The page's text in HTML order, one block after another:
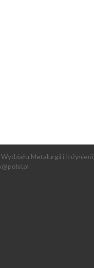
Metalurgii i Inżynierii